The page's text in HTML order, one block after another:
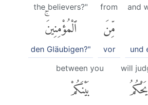
and
und
from
مِّنَ
vor
the believers?"
ٱلْمُؤْمِنِينَۚ
den Gläubigen?"
will
يَحْكُمُ
between you
بَيْنَكُمْ